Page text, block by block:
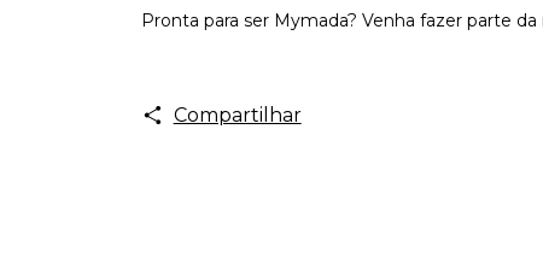
Pronta para ser Mymada? Venha fazer parte
Compartilhar